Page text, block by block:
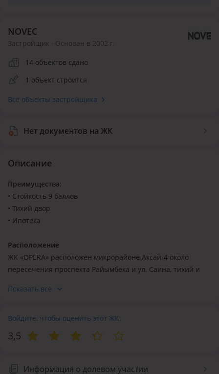
NOVEC
Застройщик · Основан в 2002 г.
14 объектов сдано
1 объект строится
Все объекты застройщика
Нет документов на ЖК
Описание
Преимущества:
• Стойкость 9 баллов
• Тихий двор
• Ипотека
Расположение
ЖК «OPERA» расположен микрорайоне Аксай-4 около
пересечения проспекта Райымбека и ул. Саина, тихий и
Развитая инфраструктура и главная дорожная артерия
города — проспект Саина, позволяют быстродобраться до
центра города и обратно. В шаговой доступности
также многочисленные кафе, рестораны, магазины и
Показать все
Войдите, чтобы оценить этот ЖК:
3,5
Информация о долевом участии